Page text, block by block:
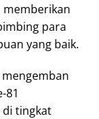
memberikan
para
yang baik.
81
di tingkat